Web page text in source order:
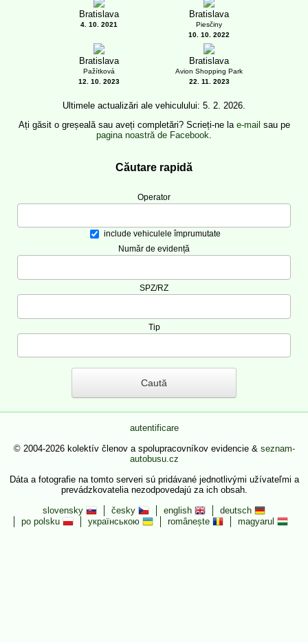
Bratislava
4. 10. 2021
Bratislava
Piesčiny
10. 10. 2022
Bratislava
Pažítková
12. 10. 2023
Bratislava
Avion Shopping Park
22. 11. 2023
Ultimele actualizări ale vehiculului: 5. 2. 2026.
Ați găsit o greșeală sau aveți completări? Scrieți-ne la e-mail sau pe
pagina noastră de Facebook.
Căutare rapidă
Operator
include vehiculele împrumutate
Număr de evidență
SPZ/RZ
Tip
autentificare
© 2004-2026 kolektív členov a spolupracovníkov evidencie & seznam-
autobusu.cz
Dáta a fotografie na tomto serveri sú pridávané jednotlivými užívateľmi a
prevádzkovatelia nezodpovedajú za ich obsah.
slovensky
česky english
deutsch
po polsku
українською românește magyarul